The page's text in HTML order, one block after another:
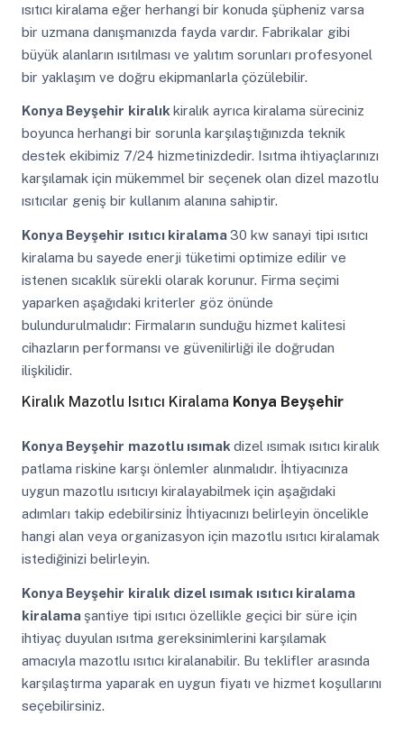
ısıtıcı kiralama eğer herhangi bir konuda şüpheniz varsa
bir uzmana danışmanızda fayda vardır. Fabrikalar gibi
büyük alanların ısıtılması ve yalıtım sorunları profesyonel
bir yaklaşım ve doğru ekipmanlarla çözülebilir.
Konya Beyşehir kiralık kiralık ayrıca kiralama süreciniz
boyunca herhangi bir sorunla karşılaştığınızda teknik
destek ekibimiz 7/24 hizmetinizdedir. Isıtma ihtiyaçlarınızı
karşılamak için mükemmel bir seçenek olan dizel mazotlu
ısıtıcılar geniş bir kullanım alanına sahiptir.
Konya Beyşehir ısıtıcı kiralama30 kw sanayi tipi ısıtıcı
kiralama bu sayede enerji tüketimi optimize edilir ve
istenen sıcaklık sürekli olarak korunur. Firma seçimi
yaparken aşağıdaki kriterler göz önünde
bulundurulmalıdır: Firmaların sunduğu hizmet kalitesi
cihazların performansı ve güvenilirliği ile doğrudan
ilişkilidir.
Kiralık Mazotlu Isıtıcı Kiralama Konya Beyşehir
Konya Beyşehir mazotlu ısımak dizel ısımak ısıtıcı kiralık
patlama riskine karşı önlemler alınmalıdır. İhtiyacınıza
uygun mazotlu ısıtıcıyı kiralayabilmek için aşağıdaki
adımları takip edebilirsiniz İhtiyacınızı belirleyin öncelikle
hangi alan veya organizasyon için mazotlu ısıtıcı kiralamak
istediğinizi belirleyin.
Konya Beyşehir kiralık dizel ısımak ısıtıcı kiralama
kiralama şantiye tipi ısıtıcı özellikle geçici bir süre için
ihtiyaç duyulan ısıtma gereksinimlerini karşılamak
amacıyla mazotlu ısıtıcı kiralanabilir. Bu teklifler arasında
karşılaştırma yaparak en uygun fiyatı ve hizmet koşullarını
seçebilirsiniz.